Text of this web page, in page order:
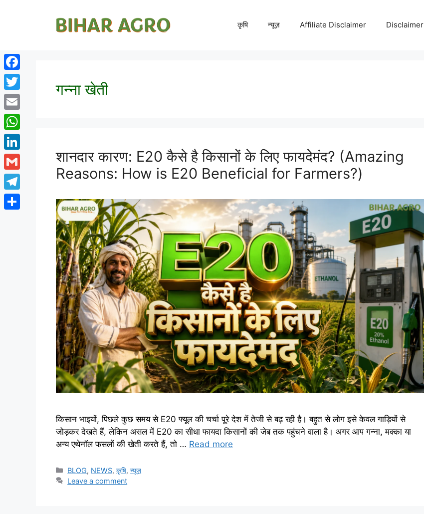
कृषि न्यूज़ Affiliate Disclaimer Disclaimer
गन्ना खेती
शानदार कारण: E20 कैसे है किसानों के लिए फायदेमंद? (Amazing
Reasons: How is E20 Beneficial for Farmers?)
किसान भाइयों, पिछले कुछ समय से E20 फ्यूल की चर्चा पूरे देश में तेजी से बढ़ रही है। बहुत से लोग इसे केवल गाड़ियों से
जोड़कर देखते हैं, लेकिन असल में E20 का सीधा फायदा किसानों की जेब तक पहुंचने वाला है। अगर आप गन्ना, मक्का या
अन्य एथेनॉल फसलों की खेती करते हैं, तो … Read more
BLOG, NEWS,कृषि,न्यूज़
Leave a comment
Facebook
Twitter
Email
WhatsApp
LinkedIn
Gmail
Telegram